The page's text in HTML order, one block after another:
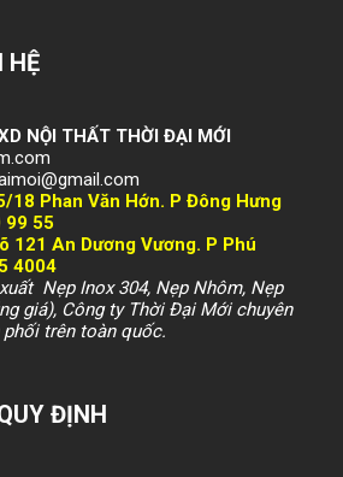
HỆ
NỘI THẤT THỜI ĐẠI MỚI
18 Phan Văn Hớn. P Đông Hưng
99 55
121 An Dương Vương. P Phú
4004
Nẹp Inox 304, Nẹp Nhôm, Nẹp
giá), Công ty Thời Đại Mới chuyên
phối trên toàn quốc.
ĐỊNH